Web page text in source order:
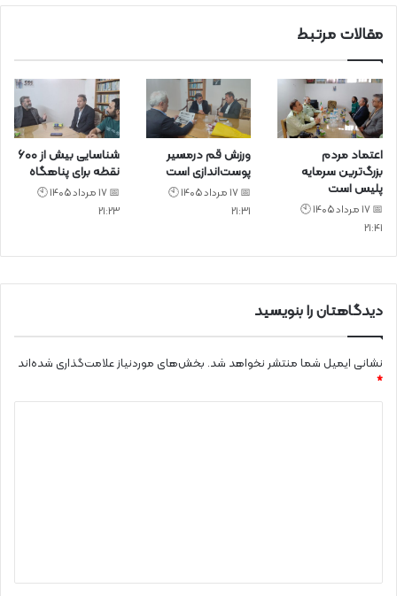
مقالات مرتبط
اعتماد مردم
بزرگ‌ترین سرمایه
پلیس است
📅 17 مرداد 1405 🕙
21:41
ورزش قم درمسیر
پوست‌اندازی است
📅 17 مرداد 1405 🕙
21:31
شناسایی بیش از ۶۰۰
نقطه برای پناهگاه
📅 17 مرداد 1405 🕙
21:23
دیدگاهتان را بنویسید
نشانی ایمیل شما منتشر نخواهد شد. بخش‌های موردنیاز علامت‌گذاری شده‌اند
*